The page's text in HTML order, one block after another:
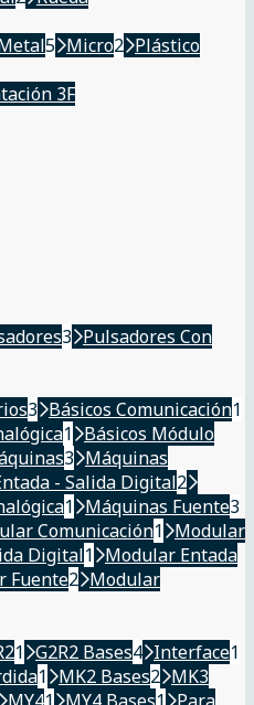
5 Micro2 Plástico
3F
3 Pulsadores Con
3 Básicos Comunicación1
1 Básicos Módulo
3 Máquinas
- Salida Digital2
1 Máquinas Fuente3
Comunicación1 Modular
Digital1 Modular Entada
Fuente2 Modular
1 G2R2 Bases4 Interface1
1 MK2 Bases2 MK3